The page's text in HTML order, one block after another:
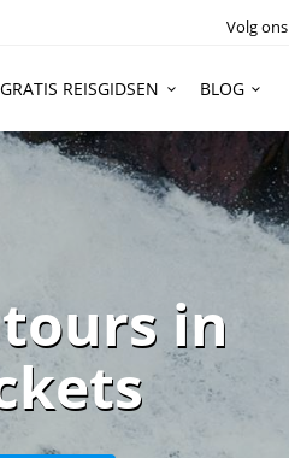
Volg ons
GRATIS REISGIDSEN BLOG
in